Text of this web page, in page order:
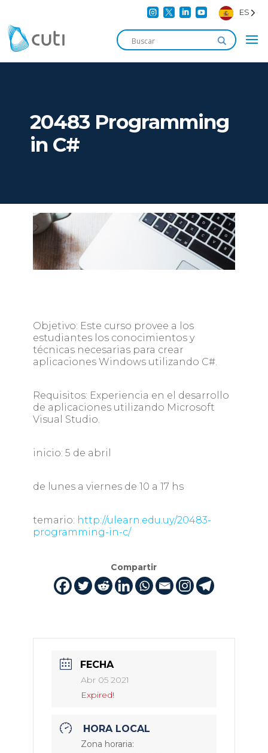
    ES
20483 Programming
in C#
Objetivo: Este curso provee a los
estudiantes los conocimientos y
técnicas necesarias para crear
aplicaciones Windows utilizando C#.
Requisitos: Experiencia en el desarrollo
de aplicaciones utilizando Microsoft
Visual Studio.
inicio: 5 de abril
de lunes a viernes de 10 a 17 hs
temario: http://ulearn.edu.uy/20483-
programming-in-c/
Compartir
FECHA
Abr 05 2021
Expired!
HORA LOCAL
Zona horaria: